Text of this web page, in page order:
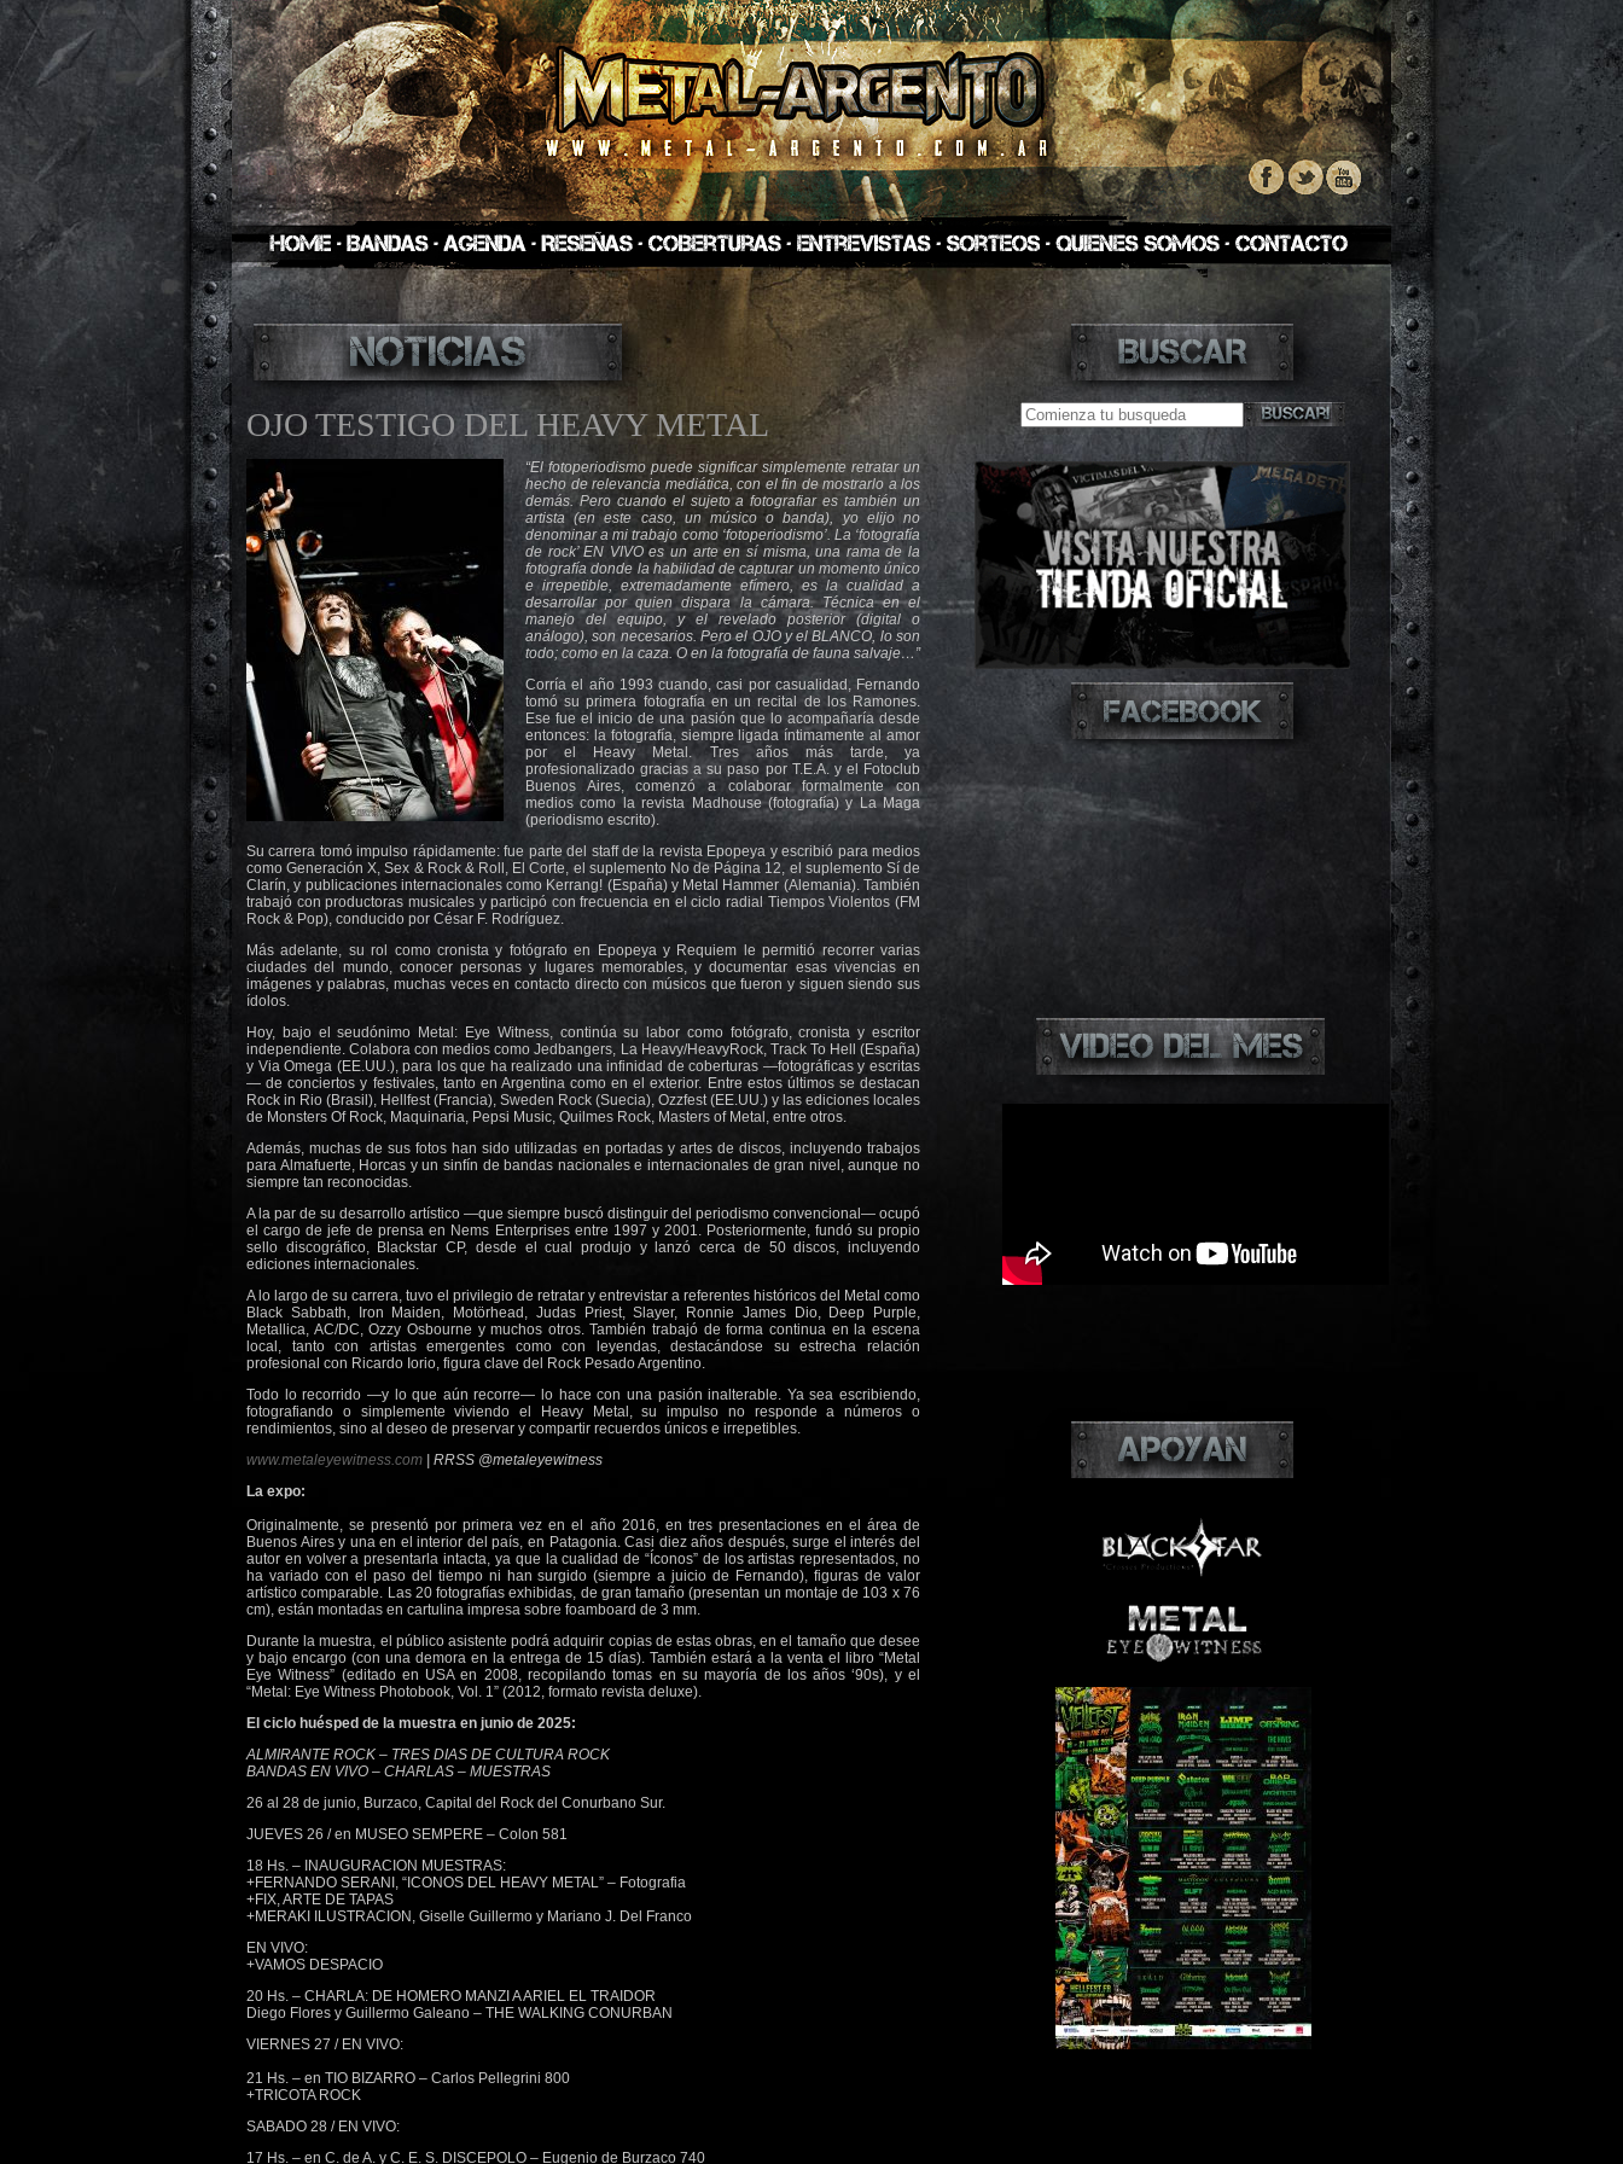
OJO TESTIGO DEL HEAVY METAL
“El fotoperiodismo puede significar simplemente retratar un
hecho de relevancia mediática, con el fin de mostrarlo a los
demás. Pero cuando el sujeto a fotografiar es también un
artista (en este caso, un músico o banda), yo elijo no
denominar a mi trabajo como ‘fotoperiodismo’. La ‘fotografía
de rock’ EN VIVO es un arte en sí misma, una rama de la
fotografía donde la habilidad de capturar un momento único
e irrepetible, extremadamente efímero, es la cualidad a
desarrollar por quien dispara la cámara. Técnica en el
manejo del equipo, y el revelado posterior (digital o
análogo), son necesarios. Pero el OJO y el BLANCO, lo son
todo; como en la caza. O en la fotografía de fauna salvaje…”
Corría el año 1993 cuando, casi por casualidad, Fernando
tomó su primera fotografía en un recital de los Ramones.
Ese fue el inicio de una pasión que lo acompañaría desde
entonces: la fotografía, siempre ligada íntimamente al amor
por el Heavy Metal. Tres años más tarde, ya
profesionalizado gracias a su paso por T.E.A. y el Fotoclub
Buenos Aires, comenzó a colaborar formalmente con
medios como la revista Madhouse (fotografía) y La Maga
(periodismo escrito).
Su carrera tomó impulso rápidamente: fue parte del staff de la revista Epopeya y escribió para medios
como Generación X, Sex & Rock & Roll, El Corte, el suplemento No de Página 12, el suplemento Sí de
Clarín, y publicaciones internacionales como Kerrang! (España) y Metal Hammer (Alemania). También
trabajó con productoras musicales y participó con frecuencia en el ciclo radial Tiempos Violentos (FM
Rock & Pop), conducido por César F. Rodríguez.
Más adelante, su rol como cronista y fotógrafo en Epopeya y Requiem le permitió recorrer varias
ciudades del mundo, conocer personas y lugares memorables, y documentar esas vivencias en
imágenes y palabras, muchas veces en contacto directo con músicos que fueron y siguen siendo sus
ídolos.
Hoy, bajo el seudónimo Metal: Eye Witness, continúa su labor como fotógrafo, cronista y escritor
independiente. Colabora con medios como Jedbangers, La Heavy/HeavyRock, Track To Hell (España)
y Via Omega (EE.UU.), para los que ha realizado una infinidad de coberturas —fotográficas y escritas
— de conciertos y festivales, tanto en Argentina como en el exterior. Entre estos últimos se destacan
Rock in Rio (Brasil), Hellfest (Francia), Sweden Rock (Suecia), Ozzfest (EE.UU.) y las ediciones locales
de Monsters Of Rock, Maquinaria, Pepsi Music, Quilmes Rock, Masters of Metal, entre otros.
Además, muchas de sus fotos han sido utilizadas en portadas y artes de discos, incluyendo trabajos
para Almafuerte, Horcas y un sinfín de bandas nacionales e internacionales de gran nivel, aunque no
siempre tan reconocidas.
A la par de su desarrollo artístico —que siempre buscó distinguir del periodismo convencional— ocupó
el cargo de jefe de prensa en Nems Enterprises entre 1997 y 2001. Posteriormente, fundó su propio
sello discográfico, Blackstar CP, desde el cual produjo y lanzó cerca de 50 discos, incluyendo
ediciones internacionales.
A lo largo de su carrera, tuvo el privilegio de retratar y entrevistar a referentes históricos del Metal como
Black Sabbath, Iron Maiden, Motörhead, Judas Priest, Slayer, Ronnie James Dio, Deep Purple,
Metallica, AC/DC, Ozzy Osbourne y muchos otros. También trabajó de forma continua en la escena
local, tanto con artistas emergentes como con leyendas, destacándose su estrecha relación
profesional con Ricardo Iorio, figura clave del Rock Pesado Argentino.
Todo lo recorrido —y lo que aún recorre— lo hace con una pasión inalterable. Ya sea escribiendo,
fotografiando o simplemente viviendo el Heavy Metal, su impulso no responde a números o
rendimientos, sino al deseo de preservar y compartir recuerdos únicos e irrepetibles.
www.metaleyewitness.com | RRSS @metaleyewitness
La expo:
Originalmente, se presentó por primera vez en el año 2016, en tres presentaciones en el área de
Buenos Aires y una en el interior del país, en Patagonia. Casi diez años después, surge el interés del
autor en volver a presentarla intacta, ya que la cualidad de “Íconos” de los artistas representados, no
ha variado con el paso del tiempo ni han surgido (siempre a juicio de Fernando), figuras de valor
artístico comparable. Las 20 fotografías exhibidas, de gran tamaño (presentan un montaje de 103 x 76
cm), están montadas en cartulina impresa sobre foamboard de 3 mm.
Durante la muestra, el público asistente podrá adquirir copias de estas obras, en el tamaño que desee
y bajo encargo (con una demora en la entrega de 15 días). También estará a la venta el libro “Metal
Eye Witness” (editado en USA en 2008, recopilando tomas en su mayoría de los años ‘90s), y el
“Metal: Eye Witness Photobook, Vol. 1” (2012, formato revista deluxe).
El ciclo huésped de la muestra en junio de 2025:
ALMIRANTE ROCK – TRES DIAS DE CULTURA ROCK
BANDAS EN VIVO – CHARLAS – MUESTRAS
26 al 28 de junio, Burzaco, Capital del Rock del Conurbano Sur.
JUEVES 26 / en MUSEO SEMPERE – Colon 581
18 Hs. – INAUGURACION MUESTRAS:
+FERNANDO SERANI, “ICONOS DEL HEAVY METAL” – Fotografia
+FIX, ARTE DE TAPAS
+MERAKI ILUSTRACION, Giselle Guillermo y Mariano J. Del Franco
EN VIVO:
+VAMOS DESPACIO
20 Hs. – CHARLA: DE HOMERO MANZI A ARIEL EL TRAIDOR
Diego Flores y Guillermo Galeano – THE WALKING CONURBAN
VIERNES 27 / EN VIVO:
21 Hs. – en TIO BIZARRO – Carlos Pellegrini 800
+TRICOTA ROCK
SABADO 28 / EN VIVO:
17 Hs. – en C. de A. y C. E. S. DISCEPOLO – Eugenio de Burzaco 740